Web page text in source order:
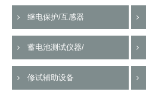
继电保护/互感器
蓄电池测试仪器/
修试辅助设备